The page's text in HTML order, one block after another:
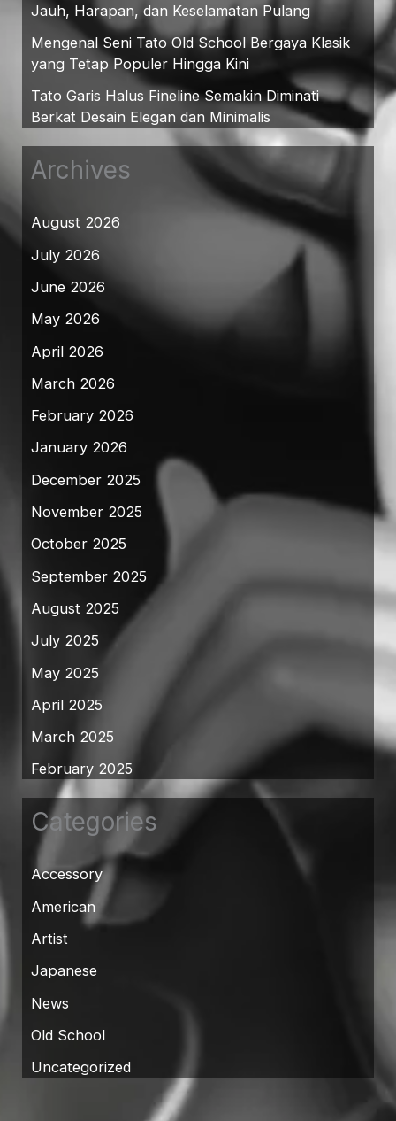
Jauh, Harapan, dan Keselamatan Pulang
Mengenal Seni Tato Old School Bergaya Klasik
yang Tetap Populer Hingga Kini
Tato Garis Halus Fineline Semakin Diminati
Berkat Desain Elegan dan Minimalis
Archives
August 2026
July 2026
June 2026
May 2026
April 2026
March 2026
February 2026
January 2026
December 2025
November 2025
October 2025
September 2025
August 2025
July 2025
May 2025
April 2025
March 2025
February 2025
Categories
Accessory
American
Artist
Japanese
News
Old School
Uncategorized